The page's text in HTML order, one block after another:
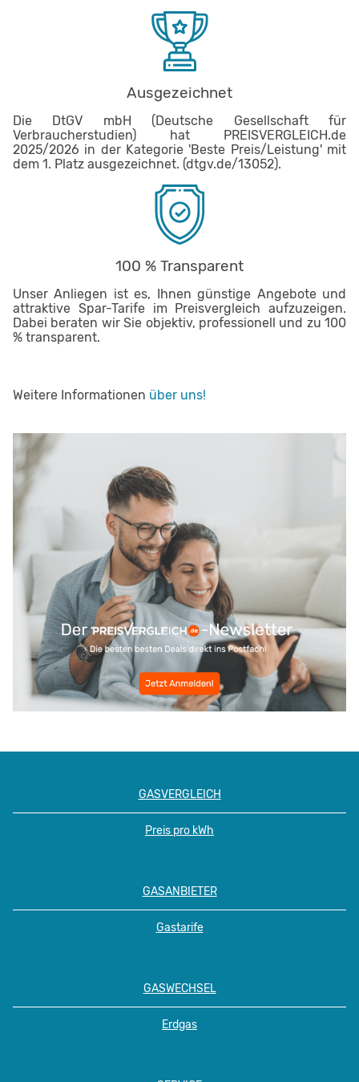
Ausgezeichnet
Die DtGV mbH (Deutsche Gesellschaft für
Verbraucherstudien) hat PREISVERGLEICH.de
2025/2026 in der Kategorie 'Beste Preis/Leistung' mit
dem 1. Platz ausgezeichnet. (dtgv.de/13052).
100 % Transparent
Unser Anliegen ist es, Ihnen günstige Angebote und
attraktive Spar-Tarife im Preisvergleich aufzuzeigen.
Dabei beraten wir Sie objektiv, professionell und zu 100
% transparent.
Weitere Informationen über uns!
GASVERGLEICH
Preis pro kWh
GASANBIETER
Gastarife
GASWECHSEL
Erdgas